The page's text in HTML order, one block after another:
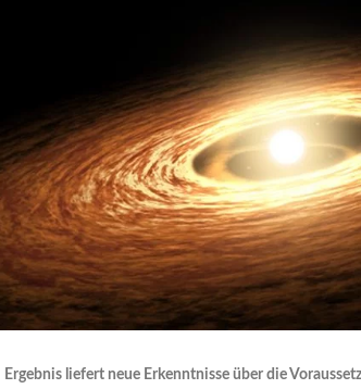
Ergebnis liefert neue Erkenntnisse über die